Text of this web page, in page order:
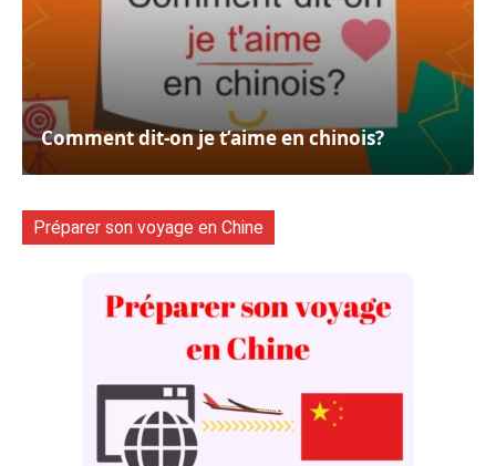
Comment dit-on je t’aime en chinois?
Préparer son voyage en Chine